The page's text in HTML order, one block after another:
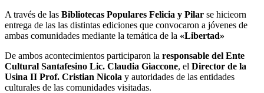
A través de las Bibliotecas Populares Felicia y Pilar se hicieorn
entrega de las las distintas ediciones que convocaron a jóvenes de
ambas comunidades mediante la temática de la «Libertad»
De ambos acontecimientos participaron la responsable del Ente
Cultural Santafesino Lic. Claudia Giaccone, el Director de la
Usina II Prof. Cristian Nicola y autoridades de las entidades
culturales de las comunidades visitadas.